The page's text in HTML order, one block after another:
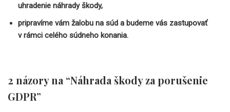
uhradenie náhrady škody,
pripravíme vám žalobu na súd a budeme vás zastupovať
v rámci celého súdneho konania.
2 názory na “Náhrada škody za porušenie
GDPR”